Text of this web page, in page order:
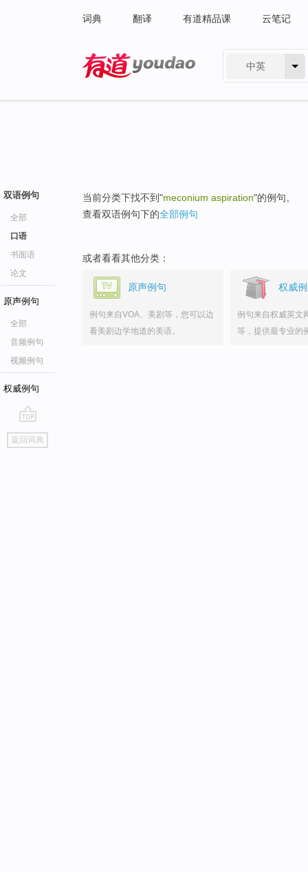
词典 翻译 有道精品课 云笔记
中英
双语例句
全部
口语
书面语
论文
原声例句
全部
音频例句
视频例句
权威例句
go
top
返回词典
当前分类下找不到"meconium aspiration"的例句。
查看双语例句下的全部例句
或者看看其他分类：
原声例句
例句来自VOA、美剧等，您可以边
看美剧边学地道的美语。
权威
例句来自权威英文
等，提供最专业的